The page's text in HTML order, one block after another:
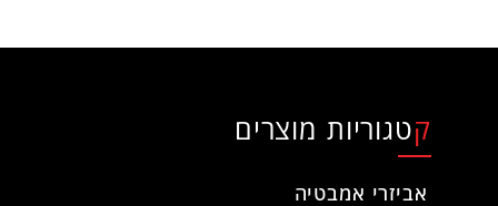
קטגוריות מוצרים
אביזרי אמבטיה